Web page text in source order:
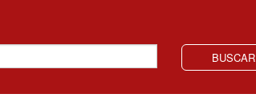
BUSCAR